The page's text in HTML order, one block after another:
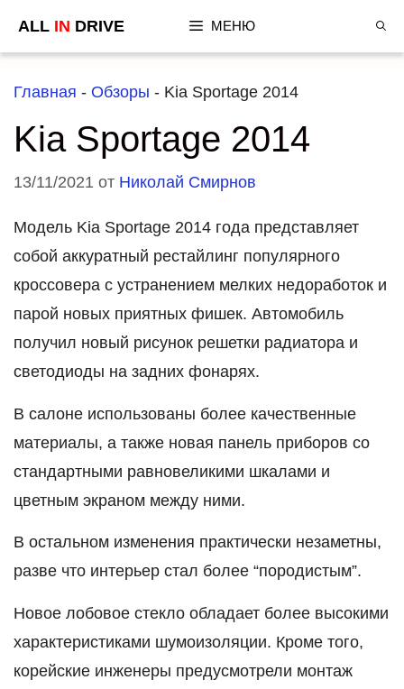
ALL IN DRIVE МЕНЮ
Главная - Обзоры - Kia Sportage 2014
Kia Sportage 2014
13/11/2021 от Николай Смирнов
Модель Kia Sportage 2014 года представляет
собой аккуратный рестайлинг популярного
кроссовера с устранением мелких недоработок и
парой новых приятных фишек. Автомобиль
получил новый рисунок решетки радиатора и
светодиоды на задних фонарях.
В салоне использованы более качественные
материалы, а также новая панель приборов со
стандартными равновеликими шкалами и
цветным экраном между ними.
В остальном изменения практически незаметны,
разве что интерьер стал более “породистым”.
Новое лобовое стекло обладает более высокими
характеристиками шумоизоляции. Кроме того,
корейские инженеры предусмотрели монтаж